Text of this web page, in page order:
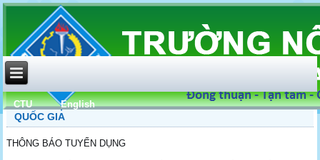
CTU English
TUYỂN DỤNG CỦA CÔNG TY ĐẦU TƯ VÀ PHÁT TRIỂN ĐA
QUỐC GIA
THÔNG BÁO TUYỂN DỤNG